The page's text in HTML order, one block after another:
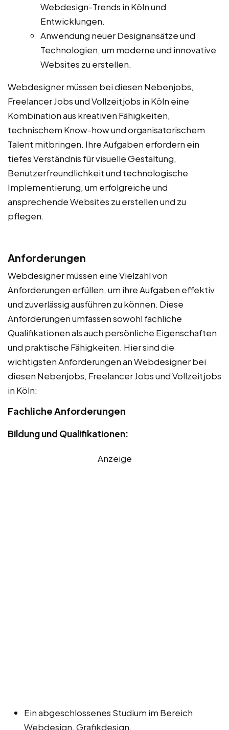
Webdesign-Trends in Köln und
Entwicklungen.
Anwendung neuer Designansätze und
Technologien, um moderne und innovative
Websites zu erstellen.
Webdesigner müssen bei diesen Nebenjobs,
Freelancer Jobs und Vollzeitjobs in Köln eine
Kombination aus kreativen Fähigkeiten,
technischem Know-how und organisatorischem
Talent mitbringen. Ihre Aufgaben erfordern ein
tiefes Verständnis für visuelle Gestaltung,
Benutzerfreundlichkeit und technologische
Implementierung, um erfolgreiche und
ansprechende Websites zu erstellen und zu
pflegen.
Anforderungen
Webdesigner müssen eine Vielzahl von
Anforderungen erfüllen, um ihre Aufgaben effektiv
und zuverlässig ausführen zu können. Diese
Anforderungen umfassen sowohl fachliche
Qualifikationen als auch persönliche Eigenschaften
und praktische Fähigkeiten. Hier sind die
wichtigsten Anforderungen an Webdesigner bei
diesen Nebenjobs, Freelancer Jobs und Vollzeitjobs
in Köln:
Fachliche Anforderungen
Bildung und Qualifikationen:
Anzeige
Ein abgeschlossenes Studium im Bereich
Webdesign, Grafikdesign,